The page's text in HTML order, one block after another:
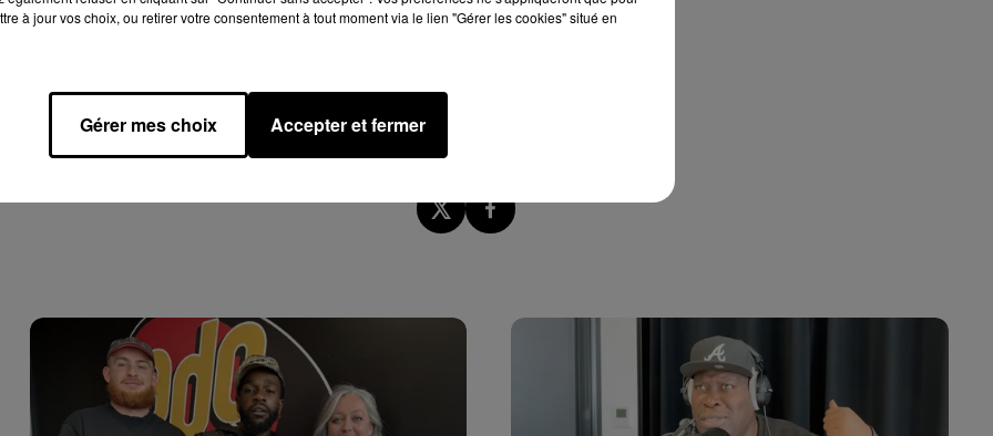
l'élément
nouvel album.
à jour vos choix, ou retirer votre consentement à tout moment via le lien "Gérer les cookies" situé en
Gérer mes choix Accepter et fermer